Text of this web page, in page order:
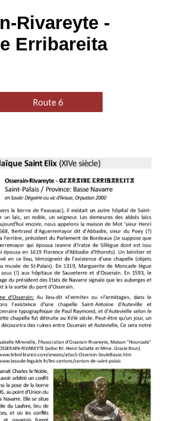
Rivareyte -
Erribareita
Route 6